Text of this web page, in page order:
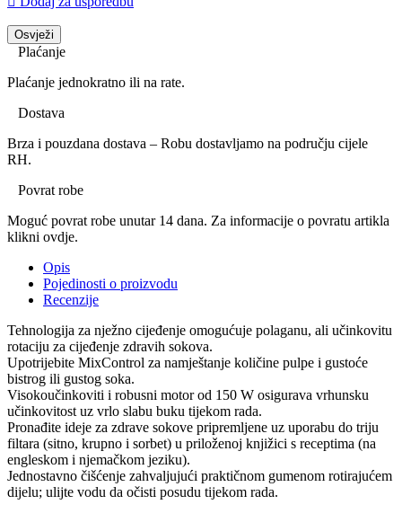
Plaćanje
Plaćanje jednokratno ili na rate.
Dostava
Brza i pouzdana dostava – Robu dostavljamo na području cijele
RH.
Povrat robe
Moguć povrat robe unutar 14 dana. Za informacije o povratu artikla
klikni ovdje.
Opis
Pojedinosti o proizvodu
Recenzije
Tehnologija za nježno cijeđenje omogućuje polaganu, ali učinkovitu
rotaciju za cijeđenje zdravih sokova.
Upotrijebite MixControl za namještanje količine pulpe i gustoće
bistrog ili gustog soka.
Visokoučinkoviti i robusni motor od 150 W osigurava vrhunsku
učinkovitost uz vrlo slabu buku tijekom rada.
Pronađite ideje za zdrave sokove pripremljene uz uporabu do triju
filtara (sitno, krupno i sorbet) u priloženoj knjižici s receptima (na
engleskom i njemačkom jeziku).
Jednostavno čišćenje zahvaljujući praktičnom gumenom rotirajućem
dijelu; ulijte vodu da očisti posudu tijekom rada.